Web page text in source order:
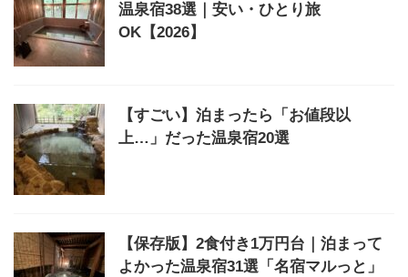
温泉宿38選｜安い・ひとり旅
OK【2026】
【すごい】泊まったら「お値段以
上…」だった温泉宿20選
【保存版】2食付き1万円台｜泊まって
よかった温泉宿31選「名宿マルっと」